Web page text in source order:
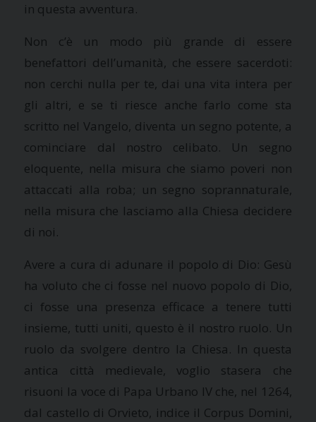
in questa avventura.
Non c’è un modo più grande di essere
benefattori dell’umanità, che essere sacerdoti:
non cerchi nulla per te, dai una vita intera per
gli altri, e se ti riesce anche farlo come sta
scritto nel Vangelo, diventa un segno potente, a
cominciare dal nostro celibato. Un segno
eloquente, nella misura che siamo poveri non
attaccati alla roba; un segno soprannaturale,
nella misura che lasciamo alla Chiesa decidere
di noi.
Avere a cura di adunare il popolo di Dio: Gesù
ha voluto che ci fosse nel nuovo popolo di Dio,
ci fosse una presenza efficace a tenere tutti
insieme, tutti uniti, questo è il nostro ruolo. Un
ruolo da svolgere dentro la Chiesa. In questa
antica città medievale, voglio stasera che
risuoni la voce di Papa Urbano IV che, nel 1264,
dal castello di Orvieto, indice il Corpus Domini,